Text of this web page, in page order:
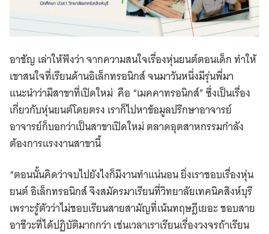
อาชัญ เล่าให้ฟังว่า จากความสนใจเรื่องหุ่นยนต์ตอนเด็ก ทำให้
เขาสนใจที่เรียนด้านอิเล็กทรอนิกส์ จนมาวันหนึ่งมีรุ่นพี่มา
แนะนำว่ามีสาขาที่เปิดใหม่ คือ “เมคคาทรอนิกส์” ซึ่งเป็นเรื่อง
เกี่ยวกับหุ่นยนต์โดยตรง เราก็ไปหาข้อมูลปรึกษาอาจารย์
อาจารย์ก็บอกว่าเป็นสาขาเปิดใหม่ ตลาดอุตสาหกรรมกำลัง
ต้องการแรงงานสาขานี้
“ตอนนั้นคิดว่าจบไปยังไงก็มีงานทำแน่นอน ยิ่งเราชอบเรื่องหุ่น
ยนต์ อิเล็กทรอนิกส์ จึงสมัครมาเรียนที่วิทยาลัยเทคนิคสิงห์บุรี
เพราะรู้ตัวว่าไม่ชอบเรียนสายสามัญที่เน้นทฤษฎีเยอะ ชอบสาย
อาชีวะที่ได้ปฏิบัติมากกว่า เช่นเวลาเราเรียนเรื่องวงจรถ้าเรียน